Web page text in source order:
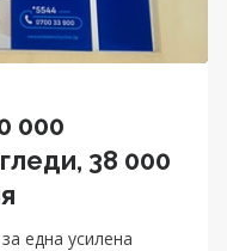
000
38 000
една усилена